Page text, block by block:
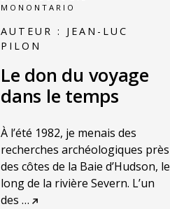
MONONTARIO
AUTEUR : JEAN-LUC
PILON
Le don du voyage
dans le temps
À l’été 1982, je menais des
recherches archéologiques près
des côtes de la Baie d’Hudson, le
long de la rivière Severn. L’un
des …